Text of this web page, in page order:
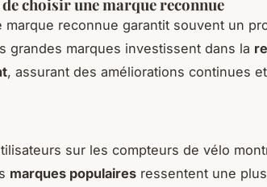
choisir une marque reconnue
marque reconnue garantit souvent un
grandes marques investissent dans la
, assurant des améliorations continues
sur les compteurs de vélo
marques populaires ressentent une